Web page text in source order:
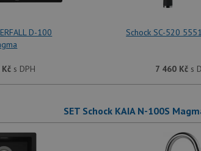
D-100
Kčs DPH
Schock SC-520
7 460 Kčs
SET Schock KAIA N-100S